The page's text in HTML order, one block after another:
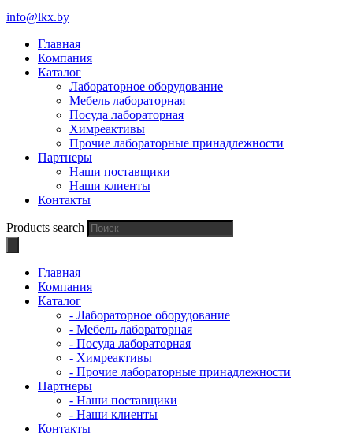
info@lkx.by
Главная
Компания
Каталог
Лабораторное оборудование
Мебель лабораторная
Посуда лабораторная
Химреактивы
Прочие лабораторные принадлежности
Партнеры
Наши поставщики
Наши клиенты
Контакты
Products search
Главная
Компания
Каталог
- Лабораторное оборудование
- Мебель лабораторная
- Посуда лабораторная
- Химреактивы
- Прочие лабораторные принадлежности
Партнеры
- Наши поставщики
- Наши клиенты
Контакты